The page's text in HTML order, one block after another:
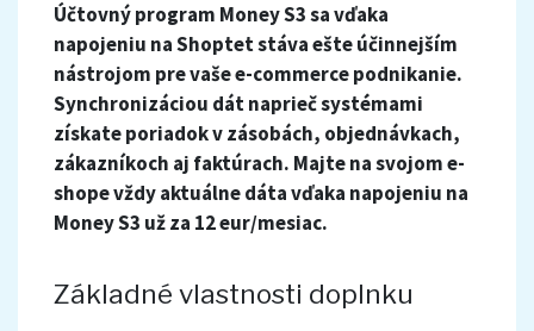
Účtovný program Money S3 sa vďaka
napojeniu na Shoptet stáva ešte účinnejším
nástrojom pre vaše e-commerce podnikanie.
Synchronizáciou dát naprieč systémami
získate poriadok v zásobách, objednávkach,
zákazníkoch aj faktúrach. Majte na svojom e-
shope vždy aktuálne dáta vďaka napojeniu na
Money S3 už za 12 eur/mesiac.
Základné vlastnosti doplnku